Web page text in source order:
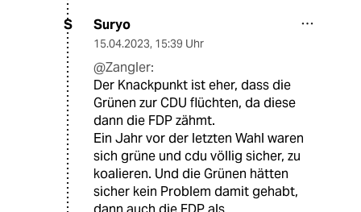
S Suryo
15.04.2023, 15:39 Uhr
@Zangler:
Der Knackpunkt ist eher, dass die
Grünen zur CDU flüchten, da diese
dann die FDP zähmt.
Ein Jahr vor der letzten Wahl waren
sich grüne und cdu völlig sicher, zu
koalieren. Und die Grünen hätten
sicher kein Problem damit gehabt,